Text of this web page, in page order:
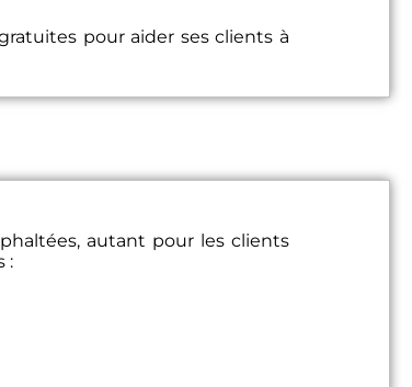
pour aider ses clients à
autant pour les clients
: